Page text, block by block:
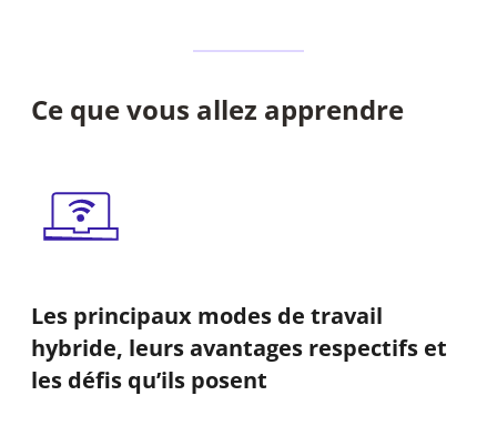
Ce que vous allez apprendre
Les principaux modes de travail
hybride, leurs avantages respectifs et
les défis qu’ils posent